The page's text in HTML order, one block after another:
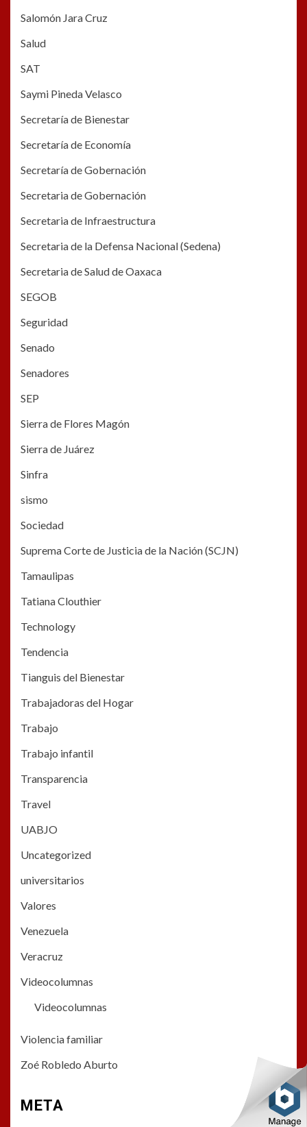
Salomón Jara Cruz
Salud
SAT
Saymi Pineda Velasco
Secretaría de Bienestar
Secretaría de Economía
Secretaría de Gobernación
Secretaria de Gobernación
Secretaria de Infraestructura
Secretaria de la Defensa Nacional (Sedena)
Secretaria de Salud de Oaxaca
SEGOB
Seguridad
Senado
Senadores
SEP
Sierra de Flores Magón
Sierra de Juárez
Sinfra
sismo
Sociedad
Suprema Corte de Justicia de la Nación (SCJN)
Tamaulipas
Tatiana Clouthier
Technology
Tendencia
Tianguis del Bienestar
Trabajadoras del Hogar
Trabajo
Trabajo infantil
Transparencia
Travel
UABJO
Uncategorized
universitarios
Valores
Venezuela
Veracruz
Videocolumnas
Videocolumnas
Violencia familiar
Zoé Robledo Aburto
META